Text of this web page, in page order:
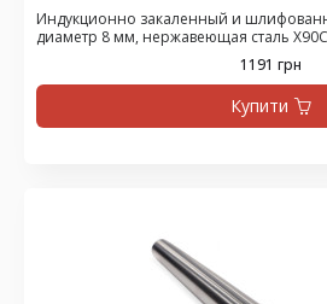
Индукционно закаленный и
диаметр 8 мм, нержавеющая сталь
1191 грн
Купити